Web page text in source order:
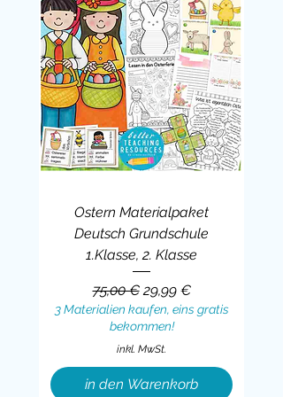
Ostern Materialpaket
Deutsch Grundschule
1.Klasse, 2. Klasse
Standardpreis
75,00 € Sale-Preis
29,99 €
3 Materialien kaufen, eins gratis
bekommen!
inkl. MwSt.
in den Warenkorb